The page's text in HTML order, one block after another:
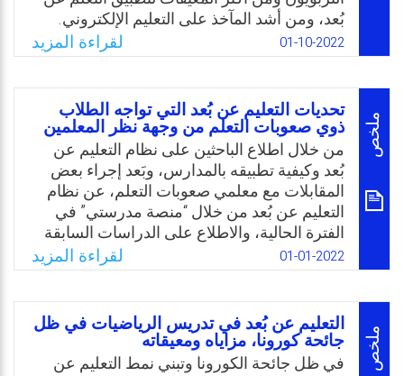
بُعد، ومن أشد المآخذ على التعليم الإلكتروني.
ومع حدوث جائحة كرونا، وعدم استطاعة الطلبة
والمعلمين الوصول لقاعات التدريس، كانت
الحاجة مُلحة لمثل هذا النوع من التقييم. ونتيجة
لحضور الباحثة عدد من المؤتمرات الافتراضية
العربية كان أكثر الانتقادات للتعلم عن بُعد في
عملية التقييم. وأغلب المشاركات والحضور تتطلع
إلى حلول لهذه المشكلة، وكانت لدى الباحثة رغبة
سابقة في ايجاد حلول لمشكلة تقييم الطلبة،
لذلك عمدت الباحثة إلى تقديم نموذج لأساليب
التقييم عن بُعد ومعالجة هذا الموضوع؛ وعليه،
تحددت مشكلة الدراسة بالتساؤل التالي: ما واقع
التقييم عن بُعد في ظل جائحة كورونا من وجهة
WhatsApp
Facebook
Twitter
Email
01-10-2022 لقراءة المزيد
ملخص
تحديات التعليم عن بُعد التي تواجه الطلاب
ذوي صعوبات التعلم من وجهة نظر المعلمين
من خلال اطلاع الباحثين على نظام التعليم عن
بُعد وكيفية تطبيقه بالمدارس، وبَعد إجراء بعض
المقابلات مع معلمي صعوبات التعلم، عن نظام
التعليم عن بُعد من خلال “منصة مدرستي” في
الفترة الحالية، والاطلاع على الدراسات السابقة
بنفس المجال تبين أن هناك معوقات إدارية، كما
أنه لا توجد طريقة واضحة أو مرجعية متكاملة
لعمل معلمي صعوبات التعلم عن بُعد. فهناك تباين
في الأساليب المستخدمة لشرح المادة العلمية
بين التعليم عن بُعد والتعليم التقليدي خاصة في
الصعوبات التي تحتاج إلى ملاحظة وتوجيه مباشر،
01-01-2022 لقراءة المزيد
ملخص
التعليم عن بُعد في تدريس الرياضيات في ظل
جائحة كورونا، مزاياه ومعيقاته
في ظل جائحة الكورونا وتبني نمط التعليم عن